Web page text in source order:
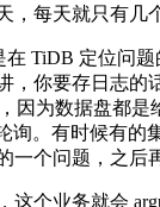
，每天就只有
TiDB 定位问题
，你要存日志
因为数据盘都
询。有时候有
一个问题，之
这个业务就会